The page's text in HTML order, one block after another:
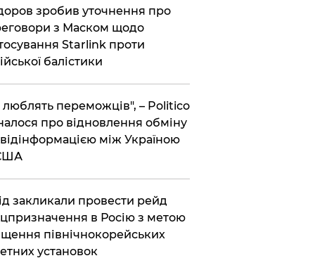
зробив уточнення про
з Маском щодо
Starlink проти
балістики
люблять переможців", – Politico
про відновлення обміну
між Україною
закликали провести рейд
в Росію з метою
північнокорейських
установок